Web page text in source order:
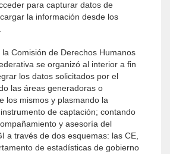
para capturar datos de
la información desde los
Comisión de Derechos Humanos
se organizó al interior a fin
los datos solicitados por el
las áreas generadoras o
los mismos y plasmando la
de captación; contando
y asesoría del
a través de dos esquemas: las CE,
de estadísticas de gobierno